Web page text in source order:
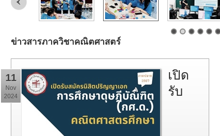
ข่าวสารภาควิชาคณิตศาสตร์
11
Nov
2024
เปิด
รับ